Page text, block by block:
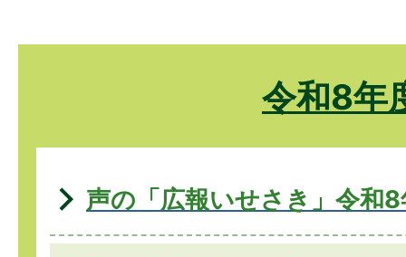
令和8年
声の「広報いせさき」令和